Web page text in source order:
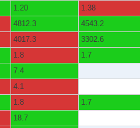
1.20
1.38
4812.3
4543.2
4017.3
3302.6
1.8
1.7
7.4
4.1
1.8
1.7
18.7